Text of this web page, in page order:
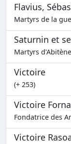
Flavius,
Martyrs de la
Saturnin et
Martyrs
Victoire
(+ 253)
Victoire
Fondatrice des
Victoire